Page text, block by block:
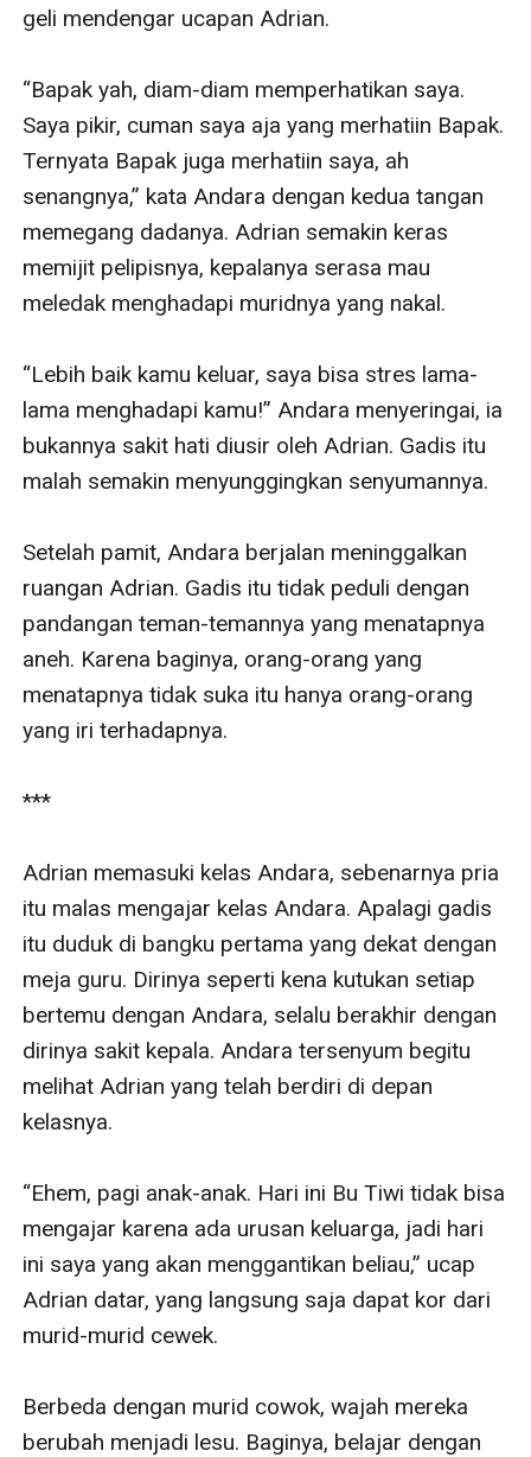
geli mendengar ucapan Adrian.
“Bapak yah, diam-diam memperhatikan saya.
Saya pikir, cuman saya aja yang merhatiin Bapak.
Ternyata Bapak juga merhatiin saya, ah
senangnya,” kata Andara dengan kedua tangan
memegang dadanya. Adrian semakin keras
memijit pelipisnya, kepalanya serasa mau
meledak menghadapi muridnya yang nakal.
“Lebih baik kamu keluar, saya bisa stres lama-
lama menghadapi kamu!” Andara menyeringai, ia
bukannya sakit hati diusir oleh Adrian. Gadis itu
malah semakin menyunggingkan senyumannya.
Setelah pamit, Andara berjalan meninggalkan
ruangan Adrian. Gadis itu tidak peduli dengan
pandangan teman-temannya yang menatapnya
aneh. Karena baginya, orang-orang yang
menatapnya tidak suka itu hanya orang-orang
yang iri terhadapnya.
***
Adrian memasuki kelas Andara, sebenarnya pria
itu malas mengajar kelas Andara. Apalagi gadis
itu duduk di bangku pertama yang dekat dengan
meja guru. Dirinya seperti kena kutukan setiap
bertemu dengan Andara, selalu berakhir dengan
dirinya sakit kepala. Andara tersenyum begitu
melihat Adrian yang telah berdiri di depan
kelasnya.
“Ehem, pagi anak-anak. Hari ini Bu Tiwi tidak bisa
mengajar karena ada urusan keluarga, jadi hari
ini saya yang akan menggantikan beliau,” ucap
Adrian datar, yang langsung saja dapat kor dari
murid-murid cewek.
Berbeda dengan murid cowok, wajah mereka
berubah menjadi lesu. Baginya, belajar dengan